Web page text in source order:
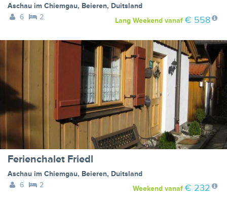
Aschau im Chiemgau, Beieren, Duitsland
6
2 Lang Weekendvanaf € 558
Ferienchalet Friedl
Aschau im Chiemgau, Beieren, Duitsland
6
2 Weekendvanaf € 232